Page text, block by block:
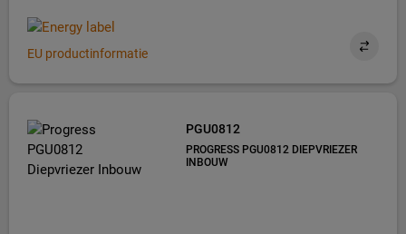
EU productinformatie
PGU0812
PROGRESS PGU0812 DIEPVRIEZER
INBOUW